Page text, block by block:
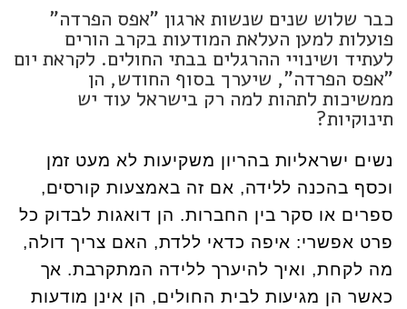
כבר שלוש שנים שנשות ארגון "אפס הפרדה"
פועלות למען העלאת המודעות בקרב הורים
לעתיד ושינויי ההרגלים בבתי החולים. לקראת יום
"אפס הפרדה", שיערך בסוף החודש, הן
ממשיכות לתהות למה רק בישראל עוד יש
תינוקיות?
נשים ישראליות בהריון משקיעות לא מעט זמן
וכסף בהכנה ללידה, אם זה באמצעות קורסים,
ספרים או סקר בין החברות. הן דואגות לבדוק כל
פרט אפשרי: איפה כדאי ללדת, האם צריך דולה,
מה לקחת, ואיך להיערך ללידה המתקרבת. אך
כאשר הן מגיעות לבית החולים, הן אינן מודעות